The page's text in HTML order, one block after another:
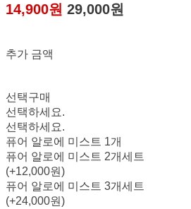
14,900원 29,000원
추가 금액
선택구매
선택하세요.
선택하세요.
퓨어 알로에 미스트 1개
퓨어 알로에 미스트 2개세트
(+12,000원)
퓨어 알로에 미스트 3개세트
(+24,000원)